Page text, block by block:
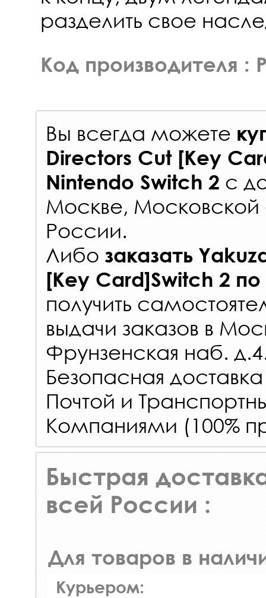
разделить свое
Код производителя :
Вы всегда можете
Directors Cut [Key
Nintendo Switch 2 с
Москве, Московской
России.
Либо заказать
[Key Card]Switch 2
получить
выдачи заказов в
Фрунзенская наб.
Безопасная
Почтой и
Компаниями (100%
Быстрая
всей России :
Для товаров в
Курьером: